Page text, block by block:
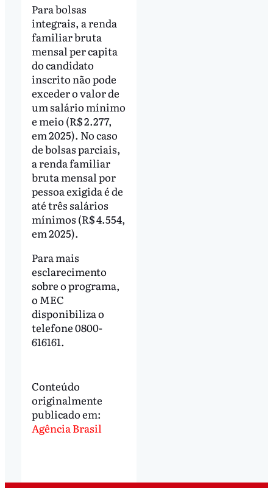
Para bolsas
integrais, a renda
familiar bruta
mensal per capita
do candidato
inscrito não pode
exceder o valor de
um salário mínimo
e meio (R$ 2.277,
em 2025). No caso
de bolsas parciais,
a renda familiar
bruta mensal por
pessoa exigida é de
até três salários
mínimos (R$ 4.554,
em 2025).
Para mais
esclarecimento
sobre o programa,
o MEC
disponibiliza o
telefone 0800-
616161.
Conteúdo
originalmente
publicado em:
Agência Brasil